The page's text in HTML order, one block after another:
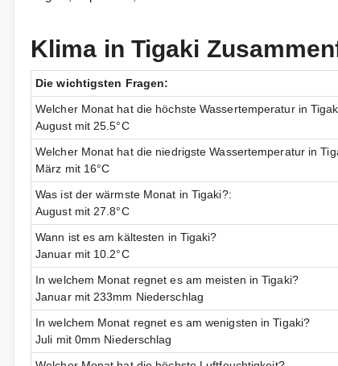
Klima in Tigaki
Die wichtigsten Fragen:
Welcher Monat hat die höchste Wassertemperatur in
August mit 25.5°C
Welcher Monat hat die niedrigste Wassertemperatur in
März mit 16°C
Was ist der wärmste Monat in Tigaki?:
August mit 27.8°C
Wann ist es am kältesten in Tigaki?
Januar mit 10.2°C
In welchem Monat regnet es am meisten in Tigaki?
Januar mit 233mm Niederschlag
In welchem Monat regnet es am wenigsten in Tigaki?
Juli mit 0mm Niederschlag